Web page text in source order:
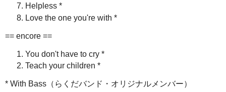
Helpless *
Love the one you're with *
== encore ==
You don't have to cry *
Teach your children *
* With Bass（らくだバンド・オリジナルメンバー）